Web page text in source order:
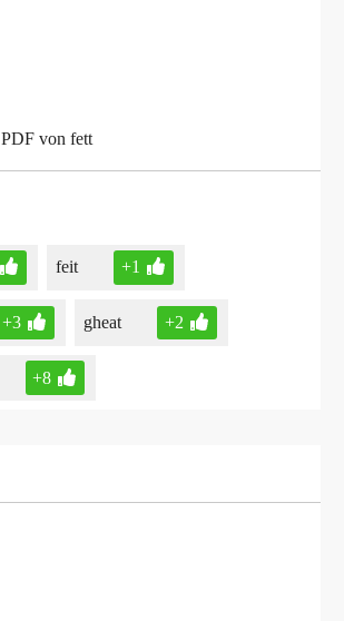
PDF von fett
feit +1
+3 gheat +2
+8